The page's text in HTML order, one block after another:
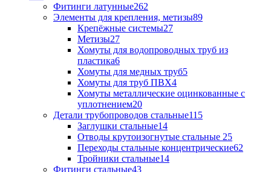
Фитинги латунные262
Элементы для крепления, метизы89
Крепёжные системы27
Метизы27
Хомуты для водопроводных труб из
пластика6
Хомуты для медных труб5
Хомуты для труб ПВХ4
Хомуты металлические оцинкованные с
уплотнением20
Детали трубопроводов стальные115
Заглушки стальные14
Отводы крутоизогнутые стальные 25
Переходы стальные концентрические62
Тройники стальные14
Фитинги стальные43